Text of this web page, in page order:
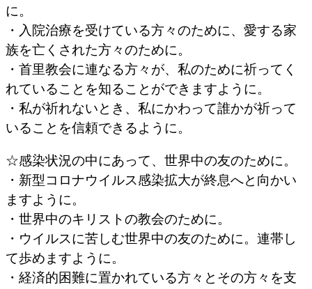
に。
・入院治療を受けている方々のために、愛する家
族を亡くされた方々のために。
・首里教会に連なる方々が、私のために祈ってく
れていることを知ることができますように。
・私が祈れないとき、私にかわって誰かが祈って
いることを信頼できるように。
☆感染状況の中にあって、世界中の友のために。
・新型コロナウイルス感染拡大が終息へと向かい
ますように。
・世界中のキリストの教会のために。
・ウイルスに苦しむ世界中の友のために。連帯し
て歩めますように。
・経済的困難に置かれている方々とその方々を支